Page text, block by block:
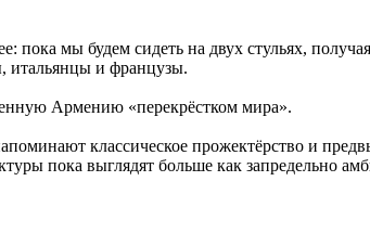
пока мы будем сидеть на двух стульях,
итальянцы и французы.
Армению «перекрёстком мира».
классическое прожектёрство и
пока выглядят больше как запредельно